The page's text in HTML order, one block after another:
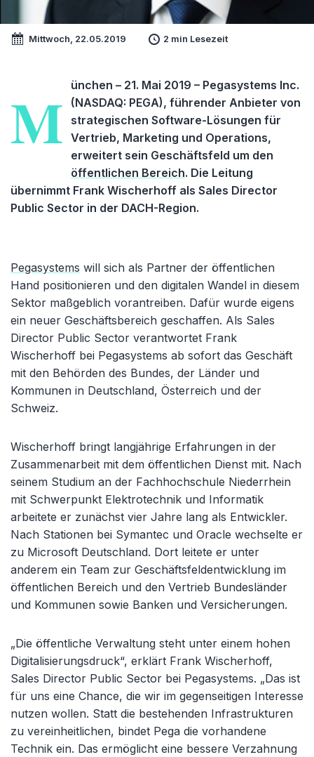
Mittwoch, 22.05.2019 2 min Lesezeit
M
ünchen – 21. Mai 2019 – Pegasystems Inc.
(NASDAQ: PEGA), führender Anbieter von
strategischen Software-Lösungen für
Vertrieb, Marketing und Operations,
erweitert sein Geschäftsfeld um den
öffentlichen Bereich. Die Leitung
übernimmt Frank Wischerhoff als Sales Director
Public Sector in der DACH-Region.
Pegasystems will sich als Partner der öffentlichen
Hand positionieren und den digitalen Wandel in diesem
Sektor maßgeblich vorantreiben. Dafür wurde eigens
ein neuer Geschäftsbereich geschaffen. Als Sales
Director Public Sector verantwortet Frank
Wischerhoff bei Pegasystems ab sofort das Geschäft
mit den Behörden des Bundes, der Länder und
Kommunen in Deutschland, Österreich und der
Schweiz.
Wischerhoff bringt langjährige Erfahrungen in der
Zusammenarbeit mit dem öffentlichen Dienst mit. Nach
seinem Studium an der Fachhochschule Niederrhein
mit Schwerpunkt Elektrotechnik und Informatik
arbeitete er zunächst vier Jahre lang als Entwickler.
Nach Stationen bei Symantec und Oracle wechselte er
zu Microsoft Deutschland. Dort leitete er unter
anderem ein Team zur Geschäftsfeldentwicklung im
öffentlichen Bereich und den Vertrieb Bundesländer
und Kommunen sowie Banken und Versicherungen.
„Die öffentliche Verwaltung steht unter einem hohen
Digitalisierungsdruck“, erklärt Frank Wischerhoff,
Sales Director Public Sector bei Pegasystems. „Das ist
für uns eine Chance, die wir im gegenseitigen Interesse
nutzen wollen. Statt die bestehenden Infrastrukturen
zu vereinheitlichen, bindet Pega die vorhandene
Technik ein. Das ermöglicht eine bessere Verzahnung